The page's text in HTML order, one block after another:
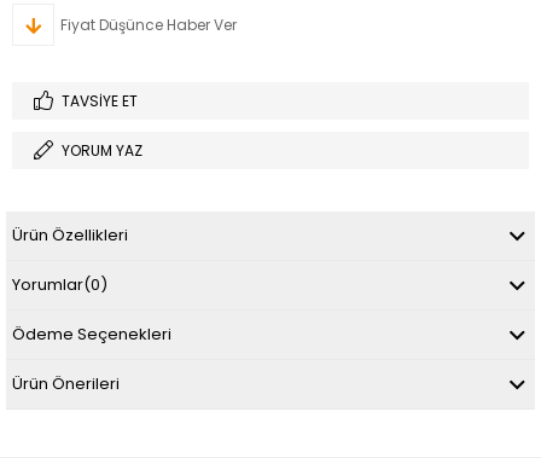
Fiyat Düşünce Haber Ver
TAVSIYE ET
YORUM YAZ
Ürün Özellikleri
Yorumlar(0)
Ödeme Seçenekleri
Ürün Önerileri